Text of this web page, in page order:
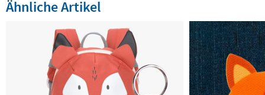
Ähnliche Artikel